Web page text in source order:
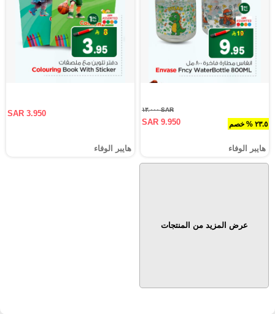
٢٣.٥ % خصم
SAR ١٣.٠٠٠
SAR 9.950
هايبر الوفاء
SAR 3.950
هايبر الوفاء
عرض المزيد من المنتجات